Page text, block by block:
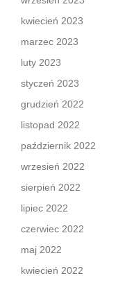
kwiecień 2023
marzec 2023
luty 2023
styczeń 2023
grudzień 2022
listopad 2022
październik 2022
wrzesień 2022
sierpień 2022
lipiec 2022
czerwiec 2022
maj 2022
kwiecień 2022